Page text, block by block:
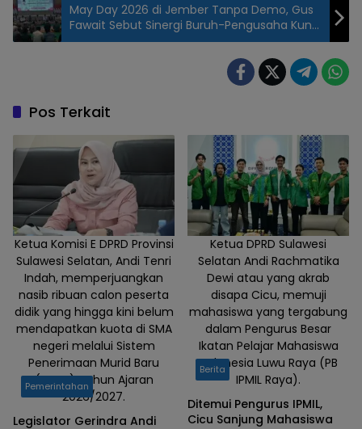
buruh di
Makassar
menggelar
unjuk rasa
peringatan
Hari Buruh
di kantor
sementara
DPRD
Sulsel,
Jalan Andi
Pangerang
Pettarani,
Jumat
(1/5/2026).
May Day 2026 di Jember Tanpa Demo, Gus
Fawait Sebut Sinergi Buruh-Pengusaha Kunci
Kebangkitan Ekonomi
Pos Terkait
Ketua Komisi E DPRD Provinsi
Sulawesi Selatan, Andi Tenri
Indah, memperjuangkan
nasib ribuan calon peserta
didik yang hingga kini belum
mendapatkan kuota di SMA
negeri melalui Sistem
Penerimaan Murid Baru
(SPMB) Tahun Ajaran
2026/2027.
Pemerintahan
Legislator Gerindra Andi
Ketua DPRD Sulawesi
Selatan Andi Rachmatika
Dewi atau yang akrab
disapa Cicu, memuji
mahasiswa yang tergabung
dalam Pengurus Besar
Ikatan Pelajar Mahasiswa
Indonesia Luwu Raya (PB
IPMIL Raya).
Berita
Ditemui Pengurus IPMIL,
Cicu Sanjung Mahasiswa